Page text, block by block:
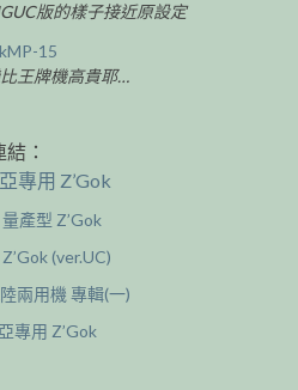
版的樣子接近原設定
王牌機高貴耶…
：
專用 Z’Gok
產型 Z’Gok
(ver.UC)
兩用機 專輯(一)
專用 Z’Gok